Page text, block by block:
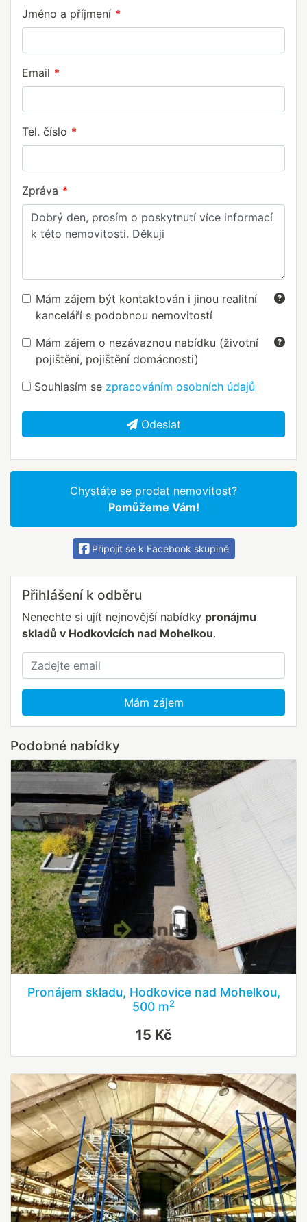
Jméno a příjmení
Email
Tel. číslo
Zpráva
Mám zájem být kontaktován i jinou realitní
kanceláří s podobnou nemovitostí
Mám zájem o nezávaznou nabídku (životní
pojištění, pojištění domácnosti)
Souhlasím se zpracováním osobních údajů
Odeslat
Chystáte se prodat nemovitost?
Pomůžeme Vám!
Připojit se k Facebook skupině
Přihlášení k odběru
Nenechte si ujít nejnovější nabídky pronájmu
skladů v Hodkovicích nad Mohelkou.
Mám zájem
Podobné nabídky
Pronájem skladu, Hodkovice nad Mohelkou,
500 m2
15 Kč